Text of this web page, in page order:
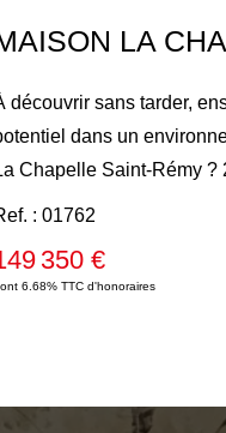
d'un chauffage électrique. Un bien fonctionnel
découvrir sans tarder,
dans un
Chapelle Saint-Rémy
m² de terrain. La propriété comprend deux maisons
d'habitation, une grande
jardin de 1 970 m².
cuisine avec poêle à
WC et
: 01762
350 €
6.68% TTC d'honoraires